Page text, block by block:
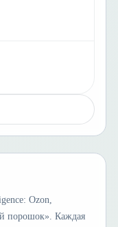
Ozon,
порошок». Каждая